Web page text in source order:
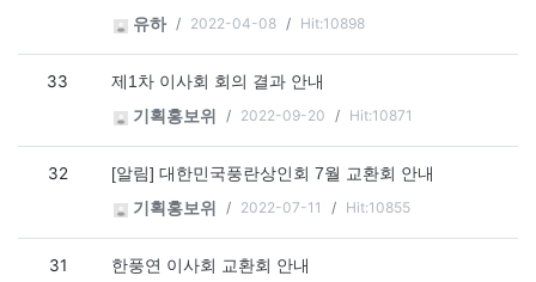
유하
2022-04-08 Hit:10898
33
제1차 이사회 회의 결과 안내
기획홍보위
2022-09-20 Hit:10871
32
[알림] 대한민국풍란상인회 7월 교환회 안내
기획홍보위
2022-07-11 Hit:10855
31
한풍연 이사회 교환회 안내